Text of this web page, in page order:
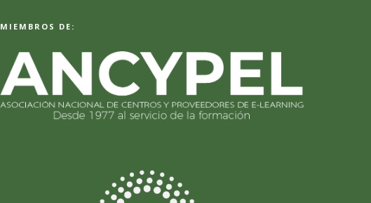
MIEMBROS DE: